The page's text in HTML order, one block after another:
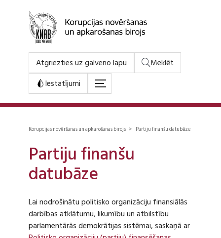
Atgriezties uz galveno lapu
Meklēt
Iestatījumi
Korupcijas novēršanas un apkarošanas birojs > Partiju finanšu datubāze
Partiju finanšu
datubāze
Lai nodrošinātu politisko organizāciju finansiālās
darbības atklātumu, likumību un atbilstību
parlamentārās demokrātijas sistēmai, saskaņā ar